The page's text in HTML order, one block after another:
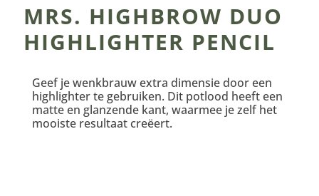
MRS. HIGHBROW DUO
HIGHLIGHTER PENCIL
Geef je wenkbrauw extra dimensie door een
highlighter te gebruiken. Dit potlood heeft een
matte en glanzende kant, waarmee je zelf het
mooiste resultaat creëert.